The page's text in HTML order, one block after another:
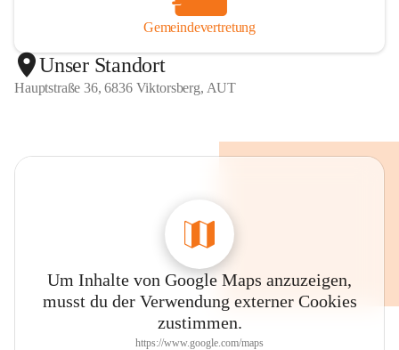
Gemeindevertretung
Unser Standort
Hauptstraße 36, 6836 Viktorsberg, AUT
Um Inhalte von Google Maps anzuzeigen,
musst du der Verwendung externer Cookies
zustimmen.
https://www.google.com/maps